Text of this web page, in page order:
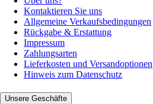
Kontaktieren Sie uns
Allgemeine Verkaufsbedingungen
Rückgabe & Erstattung
Impressum
Zahlungsarten
Lieferkosten und Versandoptionen
Hinweis zum Datenschutz
Unsere Geschäfte